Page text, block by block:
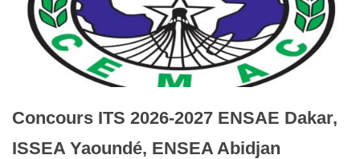
Concours ITS 2026-2027 ENSAE Dakar,
ISSEA Yaoundé, ENSEA Abidjan